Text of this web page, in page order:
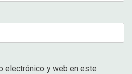
electrónico y web en este